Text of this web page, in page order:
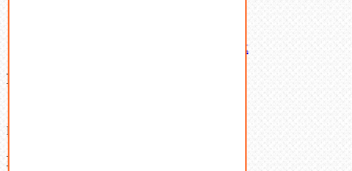
Латунный и бронзовый крепеж
Ваша корзина
В корзине нет товаров.
Поиск